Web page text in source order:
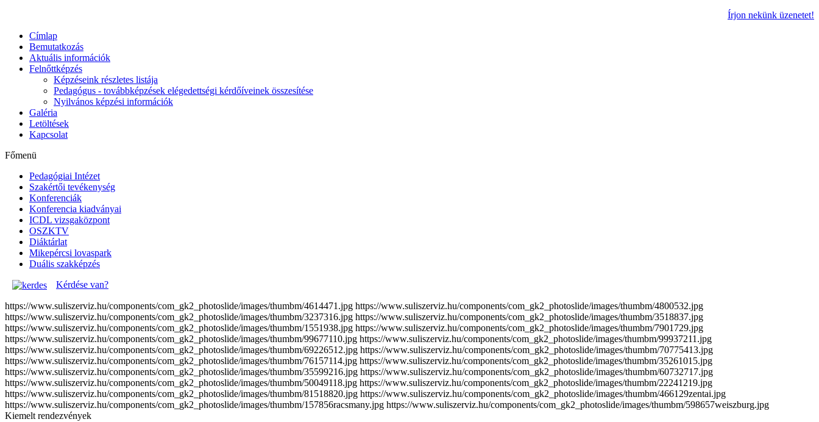
Írjon nekünk üzenetet!
Címlap
Bemutatkozás
Aktuális információk
Felnőttképzés
Képzéseink részletes listája
Pedagógus - továbbképzések elégedettségi kérdőíveinek összesítése
Nyilvános képzési információk
Galéria
Letöltések
Kapcsolat
Főmenü
Pedagógiai Intézet
Szakértői tevékenység
Konferenciák
Konferencia kiadványai
ICDL vizsgaközpont
OSZKTV
Diáktárlat
Mikepércsi lovaspark
Duális szakképzés
Kérdése van?
https://www.suliszerviz.hu/components/com_gk2_photoslide/images/thumbm/4614471.jpg https://www.suliszerviz.hu/components/com_gk2_photoslide/images/thumbm/4800532.jpg
https://www.suliszerviz.hu/components/com_gk2_photoslide/images/thumbm/3237316.jpg https://www.suliszerviz.hu/components/com_gk2_photoslide/images/thumbm/3518837.jpg
https://www.suliszerviz.hu/components/com_gk2_photoslide/images/thumbm/1551938.jpg https://www.suliszerviz.hu/components/com_gk2_photoslide/images/thumbm/7901729.jpg
https://www.suliszerviz.hu/components/com_gk2_photoslide/images/thumbm/99677110.jpg https://www.suliszerviz.hu/components/com_gk2_photoslide/images/thumbm/99937211.jpg
https://www.suliszerviz.hu/components/com_gk2_photoslide/images/thumbm/69226512.jpg https://www.suliszerviz.hu/components/com_gk2_photoslide/images/thumbm/70775413.jpg
https://www.suliszerviz.hu/components/com_gk2_photoslide/images/thumbm/76157114.jpg https://www.suliszerviz.hu/components/com_gk2_photoslide/images/thumbm/35261015.jpg
https://www.suliszerviz.hu/components/com_gk2_photoslide/images/thumbm/35599216.jpg https://www.suliszerviz.hu/components/com_gk2_photoslide/images/thumbm/60732717.jpg
https://www.suliszerviz.hu/components/com_gk2_photoslide/images/thumbm/50049118.jpg https://www.suliszerviz.hu/components/com_gk2_photoslide/images/thumbm/22241219.jpg
https://www.suliszerviz.hu/components/com_gk2_photoslide/images/thumbm/81518820.jpg https://www.suliszerviz.hu/components/com_gk2_photoslide/images/thumbm/466129zentai.jpg
https://www.suliszerviz.hu/components/com_gk2_photoslide/images/thumbm/157856racsmany.jpg https://www.suliszerviz.hu/components/com_gk2_photoslide/images/thumbm/598657weiszburg.jpg
Kiemelt rendezvények